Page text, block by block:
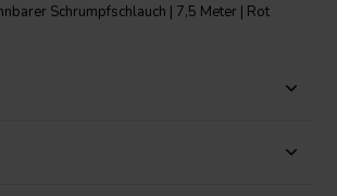
Schrumpfschlauch | 7,5 Meter | Rot
starker dehnbarer Schrumpfschlauch, der nicht
Rissen und ultraviolettem Licht schützt.
stülpen und dann für eine schnelle
formschlüssig" über Kabel ziehen. Da das